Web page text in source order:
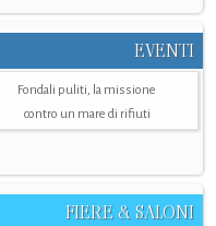
EVENTI
Fondali puliti, la missione
contro un mare di rifiuti
FIERE & SALONI